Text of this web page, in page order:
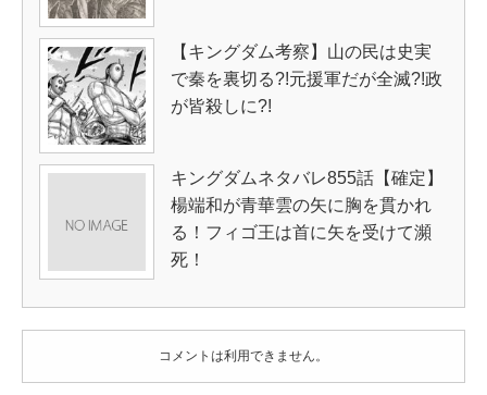
【キングダム考察】山の民は史実
で秦を裏切る?!元援軍だが全滅?!政
が皆殺しに?!
キングダムネタバレ855話【確定】
楊端和が青華雲の矢に胸を貫かれ
る！フィゴ王は首に矢を受けて瀕
死！
コメントは利用できません。